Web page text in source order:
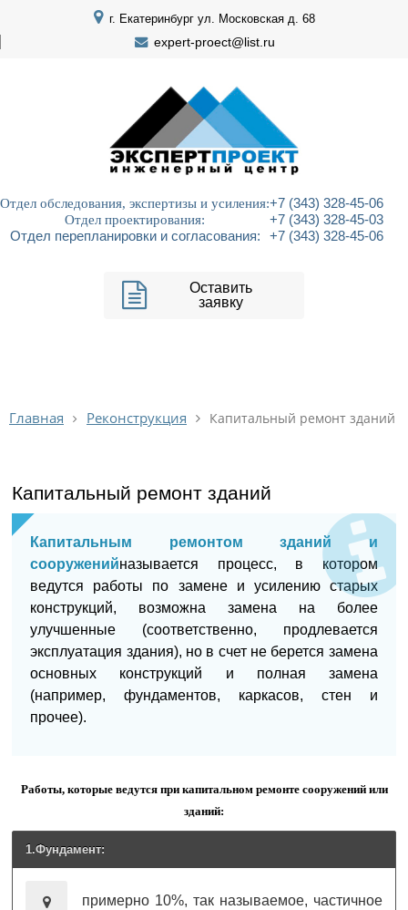
г. Екатеринбург ул. Московская д. 68
expert-proect@list.ru
Отдел обследования, экспертизы и усиления:+7 (343) 328-45-06
Отдел проектирования:
+7 (343) 328-45-03
Отдел перепланировки и согласования:
+7 (343) 328-45-06
Оставить
заявку
Главная Реконструкция Капитальный ремонт зданий
Капитальный ремонт зданий
Капитальным ремонтом зданий и
сооруженийназывается процесс, в котором
ведутся работы по замене и усилению старых
конструкций, возможна замена на более
улучшенные (соответственно, продлевается
эксплуатация здания), но в счет не берется замена
основных конструкций и полная замена
(например, фундаментов, каркасов, стен и
прочее).
Работы, которые ведутся при капитальном ремонте сооружений или
зданий:
1.Фундамент:
примерно 10%, так называемое, частичное